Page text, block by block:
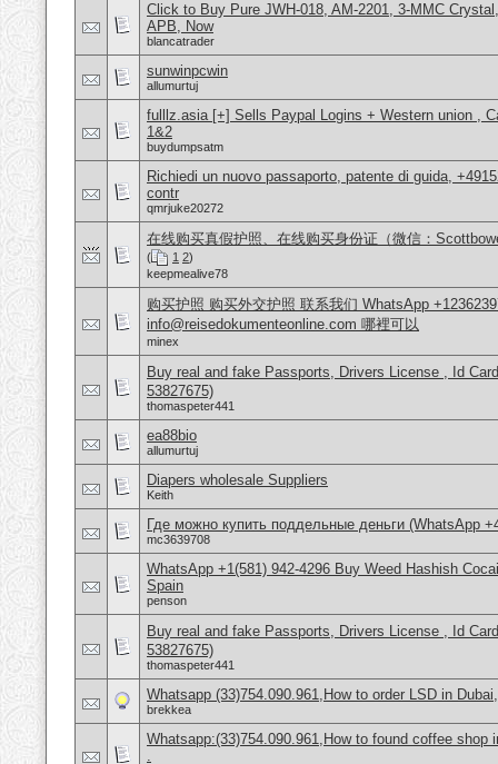
Click to Buy Pure JWH-018, AM-2201, 3-MMC
APB, Now
blancatrader
sunwinpcwin
allumurtuj
fulllz.asia [+] Sells Paypal Logins + Western union ,
1&2
buydumpsatm
Richiedi un nuovo passaporto, patente di guida,
contr
qmrjuke20272
在线购买真假护照、在线购买身份证（微信：
( 1 2)
keepmealive78
购买护照 购买外交护照 联系我们 WhatsApp
info@reisedokumenteonline.com 哪裡可以
minex
Buy real and fake Passports, Drivers License , Id
53827675)
thomaspeter441
ea88bio
allumurtuj
Diapers wholesale Suppliers
Keith
Где можно купить поддельные деньги (WhatsApp
mc3639708
WhatsApp +1(581) 942-4296 Buy Weed Hashish
Spain
penson
Buy real and fake Passports, Drivers License , Id
53827675)
thomaspeter441
Whatsapp (33)754.090.961,How to order LSD in
brekkea
Whatsapp:(33)754.090.961,How to found coffee shop
.